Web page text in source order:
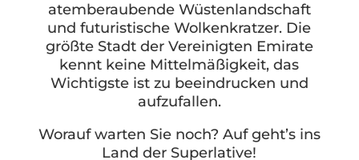
atemberaubende Wüstenlandschaft
und futuristische Wolkenkratzer. Die
größte Stadt der Vereinigten Emirate
kennt keine Mittelmäßigkeit, das
Wichtigste ist zu beeindrucken und
aufzufallen.
Worauf warten Sie noch? Auf geht’s ins
Land der Superlative!